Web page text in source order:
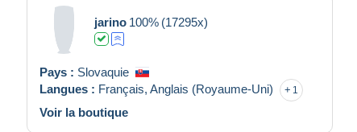
jarino 100% (17295x)
Pays : Slovaquie
Langues : Français, Anglais (Royaume-Uni) 1
Voir la boutique